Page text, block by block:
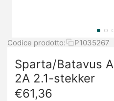
Codice prodotto: P1035267
Sparta/Batavus
2A 2.1-stekker
€61,36